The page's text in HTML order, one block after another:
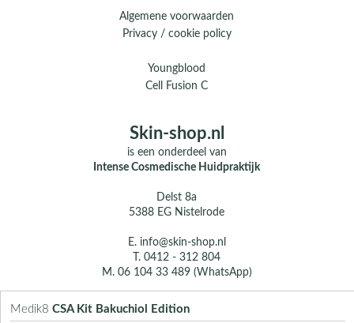
Medik8 CSA Kit Bakuchiol Edition
Algemene voorwaarden
Privacy / cookie policy
Youngblood
Cell Fusion C
Skin-shop.nl
is een onderdeel van
Intense Cosmedische Huidpraktijk
Delst 8a
5388 EG Nistelrode
E. info@skin-shop.nl
T.0412 - 312 804
M. 06 104 33 489 (WhatsApp)
Over ons